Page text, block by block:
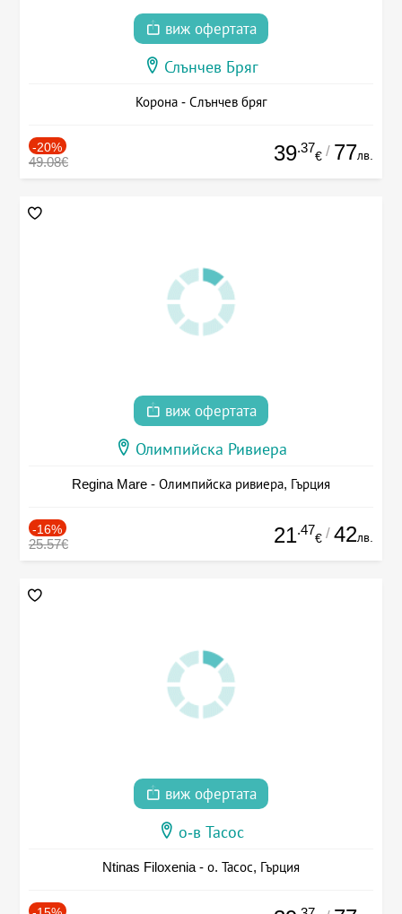
виж офертата
Слънчев Бряг
Корона - Слънчев бряг
-20%
49.08€ 39.37
€ / 77лв.
виж офертата
Олимпийска Ривиера
Regina Mare - Олимпийска ривиера, Гърция
-16%
25.57€ 21.47
€ / 42лв.
виж офертата
о-в Тасос
Ntinas Filoxenia - о. Тасос, Гърция